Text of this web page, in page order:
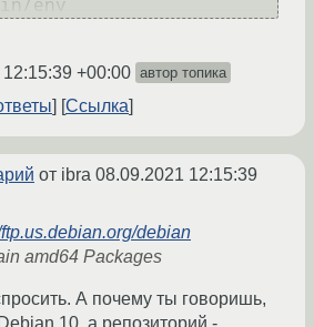
+00:00 автор топика
Ссылка
от ibra 08.09.2021 12:15:39
debian
amd64 Packages
А почему ты говоришь,